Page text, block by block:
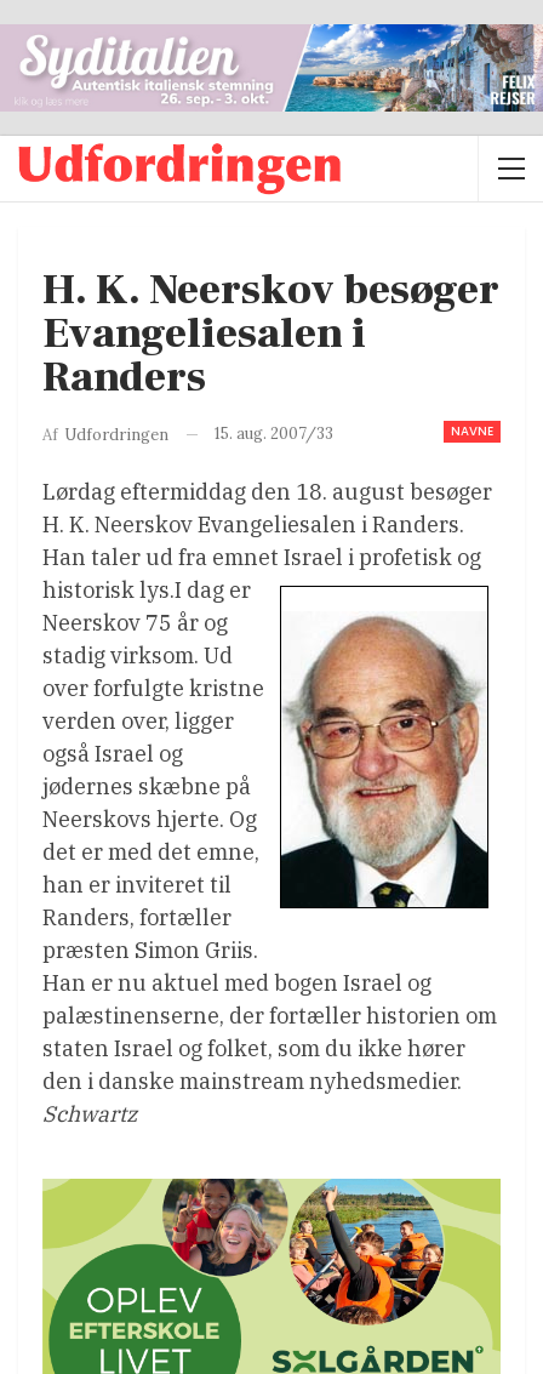
H. K. Neerskov besøger
Evangeliesalen i
Randers
NAVNE
Af Udfordringen 15. aug. 2007/33
Lørdag eftermiddag den 18. august besøger
H. K. Neerskov Evangeliesalen i Randers.
Han taler ud fra emnet Israel i profetisk og
historisk lys.I dag er
Neerskov 75 år og
stadig virksom. Ud
over forfulgte kristne
verden over, ligger
også Israel og
jødernes skæbne på
Neerskovs hjerte. Og
det er med det emne,
han er inviteret til
Randers, fortæller
præsten Simon Griis.
Han er nu aktuel med bogen Israel og
palæstinenserne, der fortæller historien om
staten Israel og folket, som du ikke hører
den i danske mainstream nyhedsmedier.
Schwartz